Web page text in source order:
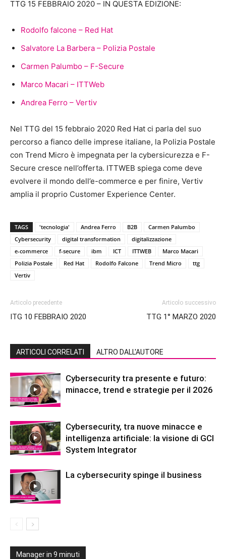
TTG 15 FEBBRAIO 2020 – IN QUESTA EDIZIONE:
Rodolfo falcone – Red Hat
Salvatore La Barbera – Polizia Postale
Carmen Palumbo – F-Secure
Marco Macari – ITTWeb
Andrea Ferro – Vertiv
Nel TTG del 15 febbraio 2020 Red Hat ci parla del suo
percorso a fianco delle imprese italiane, la Polizia Postale
con Trend Micro è impegnata per la cybersicurezza e F-
Secure cresce nell’offerta. ITTWEB spiega come deve
evolvere il mondo dell’e-commerce e per finire, Vertiv
amplia il proprio Customer Experience Center.
TAGS 'tecnologia' Andrea Ferro B2B
Carmen Palumbo
Cybersecurity
digital transformation
digitalizzazione
e-commerce
f-secure ibm ICT ITTWEB
Marco Macari
Polizia Postale
Red Hat Rodolfo Falcone Trend Micro
ttg
Vertiv
Articolo precedente
ITG 10 FEBBRAIO 2020
Articolo successivo
TTG 1° MARZO 2020
ARTICOLI CORRELATI ALTRO DALL'AUTORE
Cybersecurity tra presente e futuro:
minacce, trend e strategie per il 2026
Cybersecurity, tra nuove minacce e
intelligenza artificiale: la visione di GCI
System Integrator
La cybersecurity spinge il business
Manager in 9 minuti